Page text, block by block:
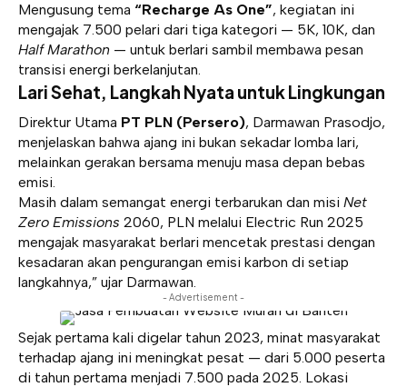
Mengusung tema “Recharge As One”, kegiatan ini
mengajak 7.500 pelari dari tiga kategori — 5K, 10K, dan
Half Marathon — untuk berlari sambil membawa pesan
transisi energi berkelanjutan.
Lari Sehat, Langkah Nyata untuk Lingkungan
Direktur Utama PT PLN (Persero), Darmawan Prasodjo,
menjelaskan bahwa ajang ini bukan sekadar lomba lari,
melainkan gerakan bersama menuju masa depan bebas
emisi.
Masih dalam semangat energi terbarukan dan misi Net
Zero Emissions 2060, PLN melalui Electric Run 2025
mengajak masyarakat berlari mencetak prestasi dengan
kesadaran akan pengurangan emisi karbon di setiap
langkahnya,” ujar Darmawan.
- Advertisement -
Sejak pertama kali digelar tahun 2023, minat masyarakat
terhadap ajang ini meningkat pesat — dari 5.000 peserta
di tahun pertama menjadi 7.500 pada 2025. Lokasi